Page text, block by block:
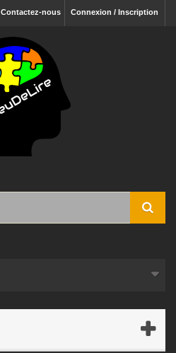
Connexion / Inscription
Contactez-nous